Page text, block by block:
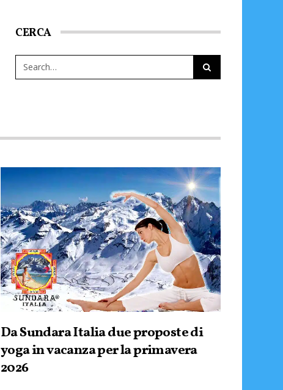
CERCA
Da Sundara Italia due proposte di
yoga in vacanza per la primavera
2026